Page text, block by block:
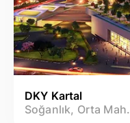
DKY Kartal
Soğanlık, Orta Mah.